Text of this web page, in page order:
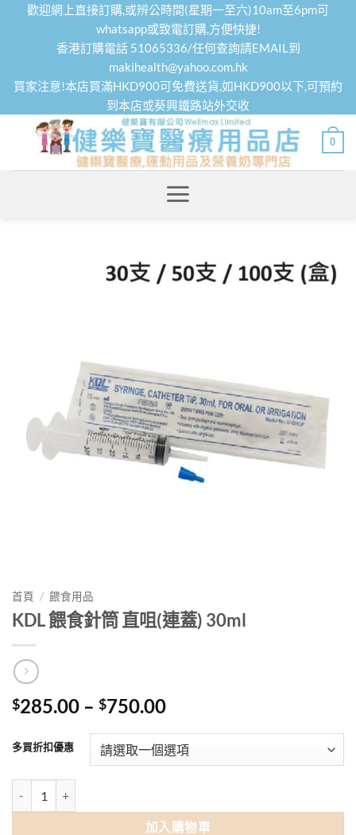
歡迎網上直接訂購,或辨公時間(星期一至六)10am至6pm可
whatsapp或致電訂購,方便快捷!
香港訂購電話 51065336/任何查詢請EMAIL到
makihealth@yahoo.com.hk
買家注意!本店買滿HKD900可免費送貨,如HKD900以下,可預約
到本店或葵興鐵路站外交收
0
首頁 / 餵食用品
KDL 餵食針筒 直咀(連蓋) 30ml
$285.00 – $750.00價
範
圍：
$750.00
多買折扣優惠
加入購物車